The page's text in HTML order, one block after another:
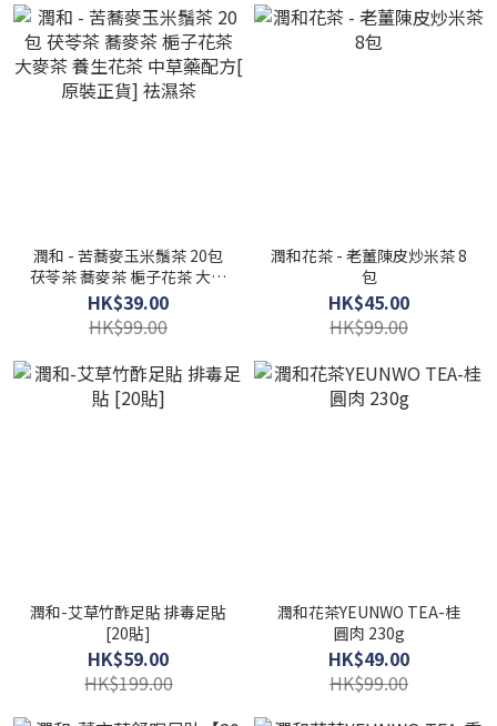
潤和 - 苦蕎麥玉米鬚茶 20包
茯苓茶 蕎麥茶 梔子花茶 大麥
茶 養生花茶 中草藥配方[ 原
裝正貨] 祛濕茶
HK$39.00
HK$99.00
潤和花茶 - 老薑陳皮炒米茶 8
包
HK$45.00
HK$99.00
潤和-艾草竹酢足貼 排毒足貼
[20貼]
HK$59.00
HK$199.00
潤和花茶YEUNWO TEA-桂
圓肉 230g
HK$49.00
HK$99.00